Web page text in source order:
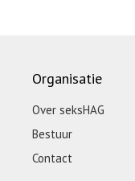
Organisatie
Over seksHAG
Bestuur
Contact